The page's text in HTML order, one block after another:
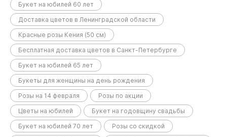
Букет на юбилей 60 лет
Доставка цветов в Ленинградской области
Красные розы Кения (50 см)
Бесплатная доставка цветов в Санкт-Петербурге
Букет на юбилей 65 лет
Букеты для женщины на день рождения
Розы на 14 февраля
Розы по акции
Цветы на юбилей
Букет на годовщину свадьбы
Букет на юбилей 70 лет
Розы со скидкой